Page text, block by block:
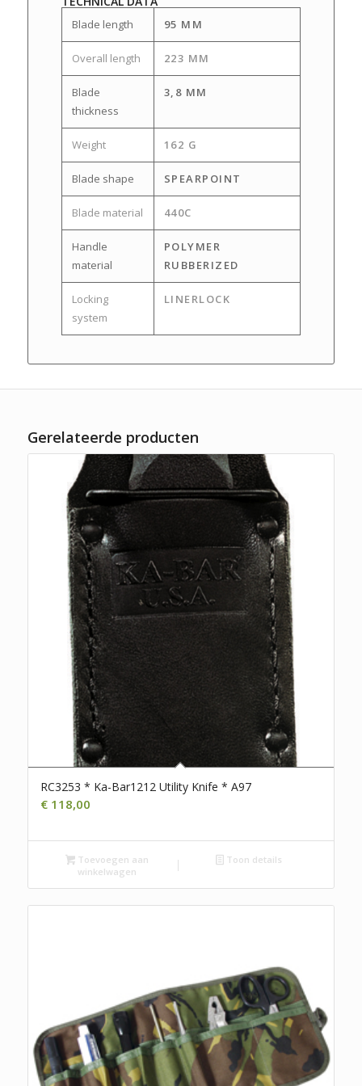
Blade length 95 MM
Overall length 223 MM
Blade
thickness
3,8 MM
Weight 162 G
Blade shape SPEARPOINT
Blade material 440C
Handle
material
POLYMER
RUBBERIZED
Locking
system
LINERLOCK
Gerelateerde producten
RC3253 * Ka-Bar1212 Utility Knife * A97
€118,00
Toevoegen aan
winkelwagen
Toon details